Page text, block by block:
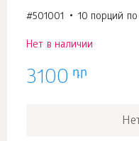
#501001 10 порций по
Нет в наличии
3100 դր